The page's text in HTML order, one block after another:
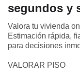
segundos y
Valora tu vivienda
Estimación rápida,
para decisiones
VALORAR PISO